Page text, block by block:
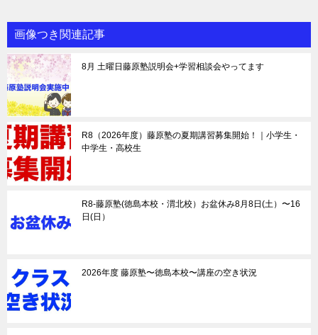
画像つき関連記事
8月 土曜日藤原塾説明会+学習相談会やってます
R8（2026年度）藤原塾の夏期講習募集開始！｜小学生・
中学生・高校生
R8-藤原塾(徳島本校・渭北校）お盆休み8月8日(土）〜16
日(日）
2026年度 藤原塾〜徳島本校〜講座の空き状況